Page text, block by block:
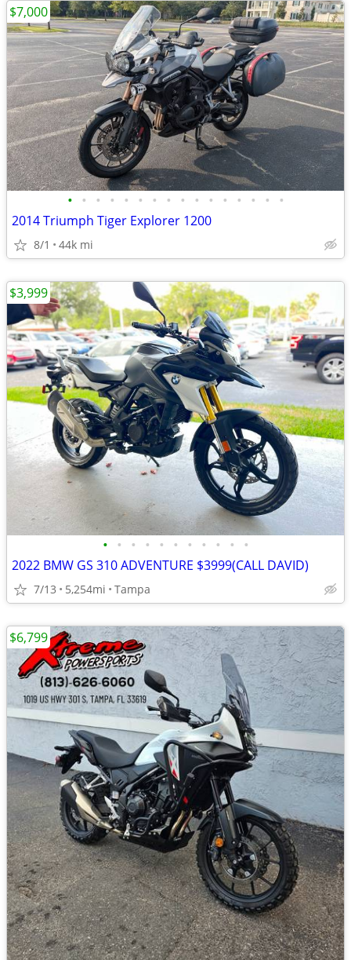
• • • • • • • • • • • • • • • •
2014 Triumph Tiger Explorer 1200
8/1 44k mi
$7,000
• • • • • • • • • • •
2022 BMW GS 310 ADVENTURE $3999(CALL DAVID)
7/13 5,254mi Tampa
$3,999
$6,799